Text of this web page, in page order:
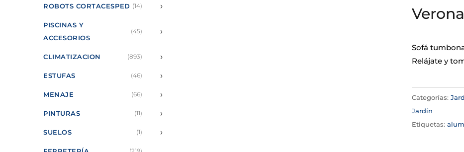
ROBOTS CORTACESPED (14) ›
PISCINAS Y
ACCESORIOS
(45) ›
CLIMATIZACION (893) ›
ESTUFAS (46) ›
MENAJE (66) ›
PINTURAS (11) ›
SUELOS (1) ›
Sofá
Relájate y
Categorías:
Jardín
Etiquetas: